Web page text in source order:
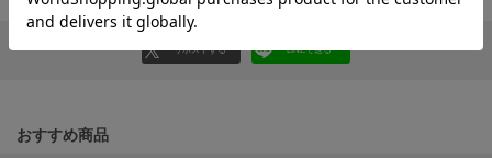
ジェラート ピケ スリープ リポストする LINEで送る
おすすめ商品